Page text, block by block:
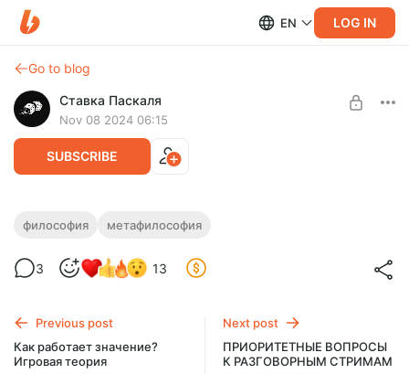
EN LOG IN
Go to blog
Ставка Паскаля
Nov 08 2024 06:15
SUBSCRIBE
Основная проблема философии |
В рамках данного ролика я поговорю о фундаментальных
Мудрость Сократа
философия метафилософия
3 13
Previous post
Как работает значение?
Игровая теория
Next post
ПРИОРИТЕТНЫЕ ВОПРОСЫ
К РАЗГОВОРНЫМ СТРИМАМ